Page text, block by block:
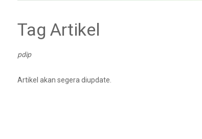
Tag Artikel
pdip
Artikel akan segera diupdate.